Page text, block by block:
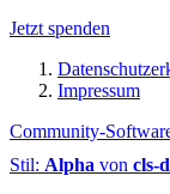
Jetzt spenden
Impressum
Community-
Stil: Alpha von cls-